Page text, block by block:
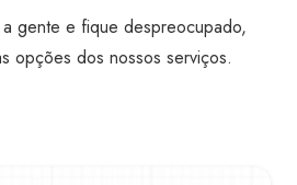
a gente e fique despreocupado,
opções dos nossos serviços.